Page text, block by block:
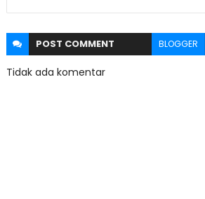
POST COMMENT BLOGGER
Tidak ada komentar